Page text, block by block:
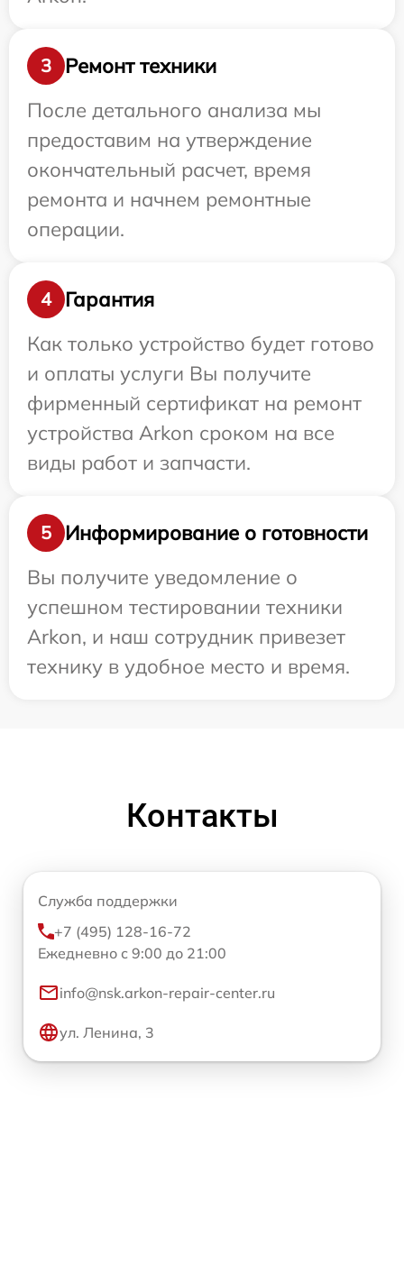
3
Ремонт техники
После детального анализа мы
предоставим на утверждение
окончательный расчет, время
ремонта и начнем ремонтные
операции.
4
Гарантия
Как только устройство будет готово
и оплаты услуги Вы получите
фирменный сертификат на ремонт
устройства Arkon сроком на все
виды работ и запчасти.
5
Информирование о готовности
Вы получите уведомление о
успешном тестировании техники
Arkon, и наш сотрудник привезет
технику в удобное место и время.
Контакты
Служба поддержки
+7 (495) 128-16-72
Ежедневно с 9:00 до 21:00
info@nsk.arkon-repair-center.ru
ул. Ленина, 3